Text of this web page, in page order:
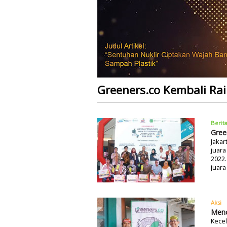
Greeners.co Kembali
Aksi